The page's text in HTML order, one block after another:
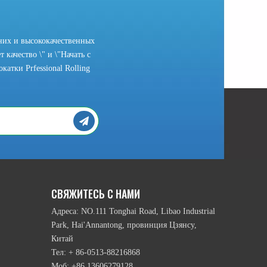
и высококачественных
качество \" и \"Начать с
Prfessional Rolling
СВЯЖИТЕСЬ С НАМИ
Адреса: NO.111 Tonghai Road, Libao Industrial
Park, Hai'Annantong, провинция Цзянсу,
Китай
Тел: + 86-0513-88216868